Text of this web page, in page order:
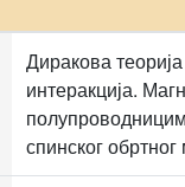
Диракова
интеракција.
спинског